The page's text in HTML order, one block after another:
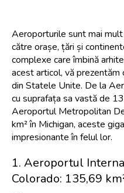
Aeroporturile sunt mai
către orașe, țări și
complexe care îmbină
acest articol, vă prezentăm
din Statele Unite. De la
cu suprafața sa vastă de
Aeroportul Metropolitan
km² în Michigan, aceste
impresionante în felul lor.
1. Aeroportul
Colorado: 135,69